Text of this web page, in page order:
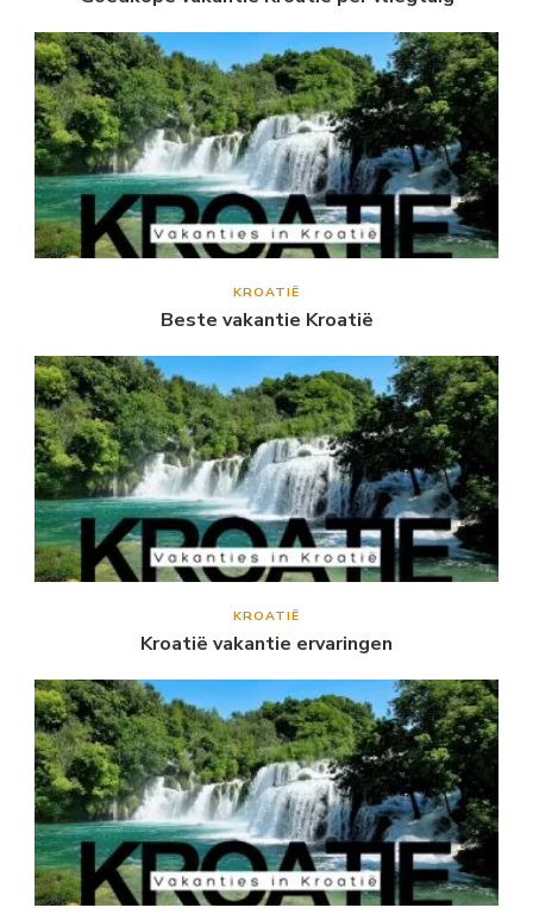
KROATIË
Beste vakantie Kroatië
KROATIË
Kroatië vakantie ervaringen